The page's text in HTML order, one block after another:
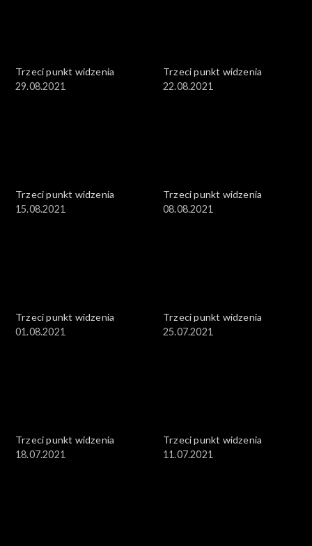
Trzeci punkt widzenia
29.08.2021
Trzeci punkt widzenia
22.08.2021
Trzeci punkt widzenia
15.08.2021
Trzeci punkt widzenia
08.08.2021
Trzeci punkt widzenia
01.08.2021
Trzeci punkt widzenia
25.07.2021
Trzeci punkt widzenia
18.07.2021
Trzeci punkt widzenia
11.07.2021